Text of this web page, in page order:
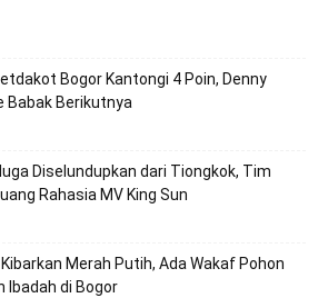
Bogor Kantongi 4 Poin, Denny
Babak Berikutnya
Diselundupkan dari Tiongkok, Tim
Rahasia MV King Sun
Merah Putih, Ada Wakaf Pohon
Ibadah di Bogor